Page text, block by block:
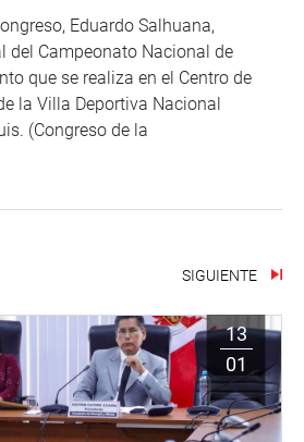
Eduardo Salhuana,
del Campeonato Nacional de
que se realiza en el Centro de
la Villa Deportiva Nacional
(Congreso de la
SIGUIENTE
13
01